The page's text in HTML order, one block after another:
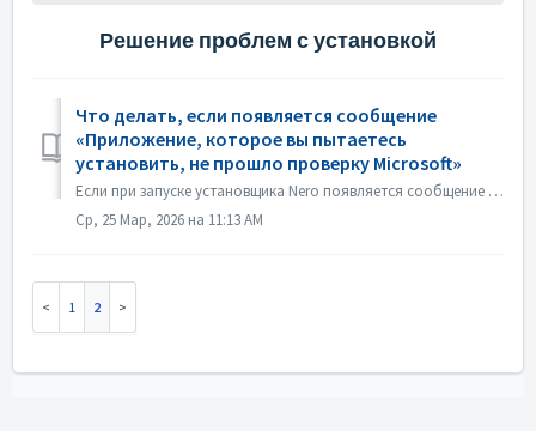
Решение проблем с установкой
Что делать, если появляется сообщение
«Приложение, которое вы пытаетесь
установить, не прошло проверку Microsoft»
Если при запуске установщика Nero появляется сообщение об ошибке «Приложение, которое вы пытаетесь установить, не прошло проверку Microsoft», как показано н...
Ср, 25 Мар, 2026 на 11:13 AM
1 2